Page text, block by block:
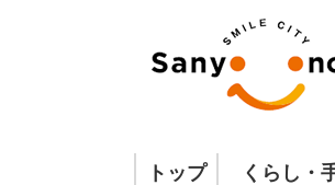
トップ くらし・